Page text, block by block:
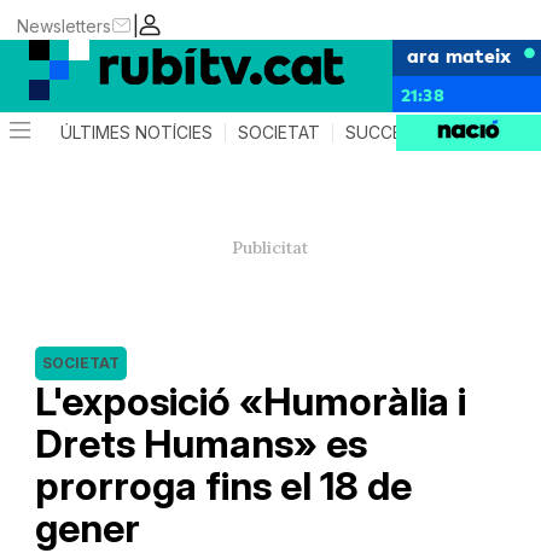
|
Newsletters
ara mateix
21:38
ÚLTIMES NOTÍCIES SOCIETAT SUCCESSOS
L'exposició «Humoràlia i
Drets Humans» es
prorroga fins el 18 de
gener
SOCIETAT